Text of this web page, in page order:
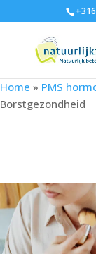
Home » PMS
Borstgezondheid